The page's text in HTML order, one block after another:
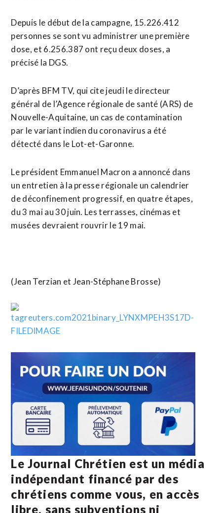
Depuis le début de la campagne, 15.226.412
personnes se sont vu administrer une première
dose, et 6.256.387 ont reçu deux doses, a
précisé la DGS.
D’après BFM TV, qui cite jeudi le directeur
général de l’Agence régionale de santé (ARS) de
Nouvelle-Aquitaine, un cas de contamination
par le variant indien du coronavirus a été
détecté dans le Lot-et-Garonne.
Le président Emmanuel Macron a annoncé dans
un entretien à la presse régionale un calendrier
de déconfinement progressif, en quatre étapes,
du 3 mai au 30 juin. Les terrasses, cinémas et
musées devraient rouvrir le 19 mai.
(Jean Terzian et Jean-Stéphane Brosse)
Le Journal Chrétien est un média
indépendant financé par des
chrétiens comme vous, en accès
libre, sans subventions ni